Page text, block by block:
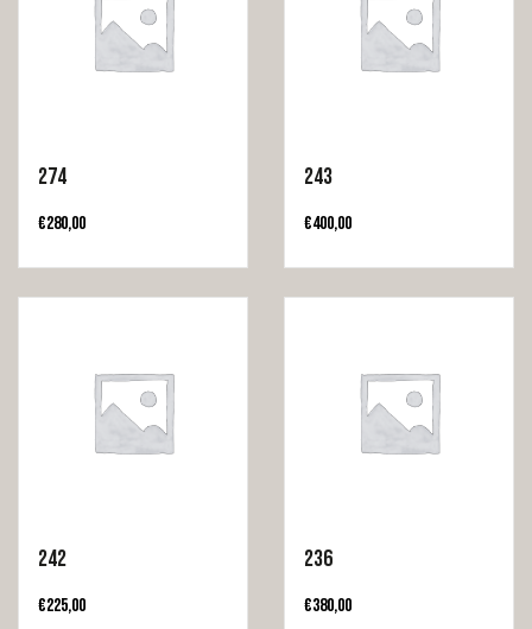
274
€280,00
243
€400,00
242
€225,00
236
€380,00